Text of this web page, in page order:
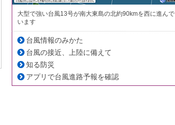
大型で強い台風13号が南大東島の北約90kmを西に進んで
います
台風情報のみかた
台風の接近、上陸に備えて
知る防災
アプリで台風進路予報を確認